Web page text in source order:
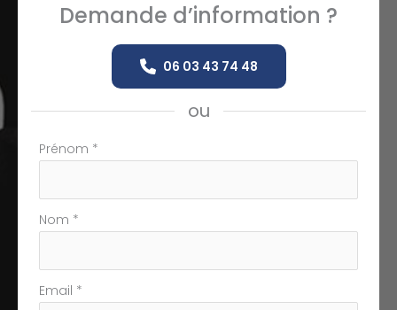
Demande d’information ?
06 03 43 74 48
ou
Formulaire
téléphone
Prénom *
Nom *
Email *